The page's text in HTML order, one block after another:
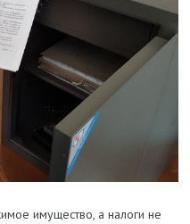
имущество, а налоги не